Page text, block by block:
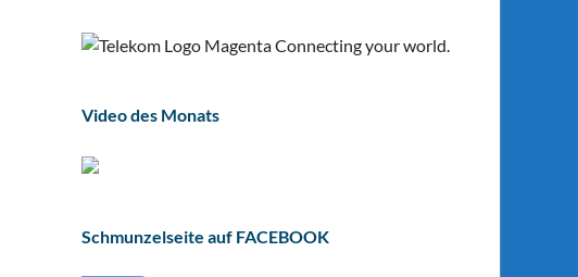
Video des Monats
Schmunzelseite auf FACEBOOK